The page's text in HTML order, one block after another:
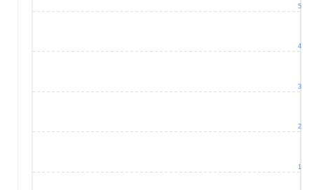
1
2
3
4
5